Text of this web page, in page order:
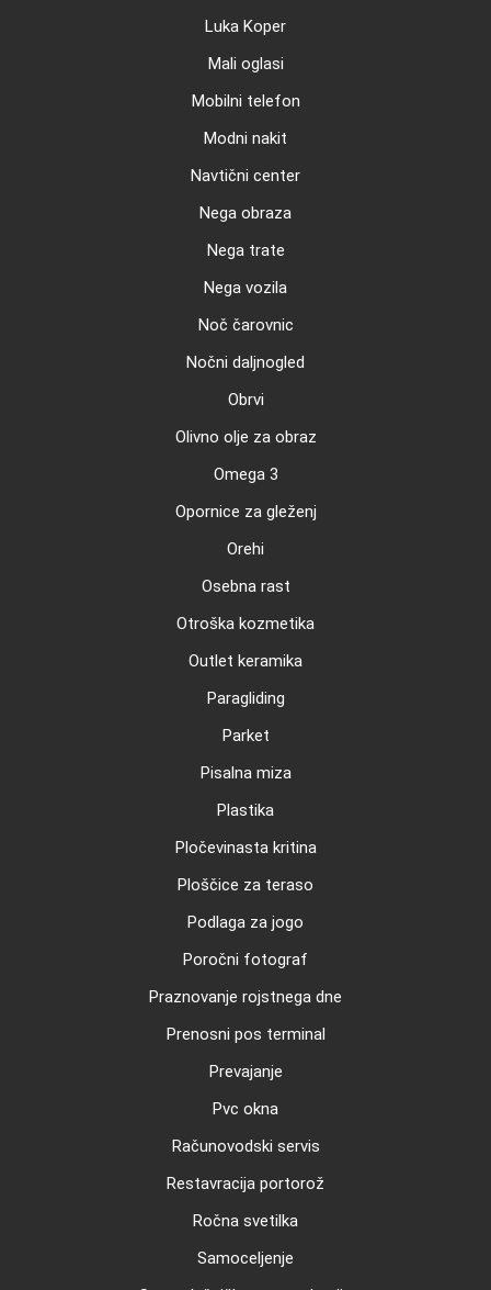
Luka Koper
Mali oglasi
Mobilni telefon
Modni nakit
Navtični center
Nega obraza
Nega trate
Nega vozila
Noč čarovnic
Nočni daljnogled
Obrvi
Olivno olje za obraz
Omega 3
Opornice za gleženj
Orehi
Osebna rast
Otroška kozmetika
Outlet keramika
Paragliding
Parket
Pisalna miza
Plastika
Pločevinasta kritina
Ploščice za teraso
Podlaga za jogo
Poročni fotograf
Praznovanje rojstnega dne
Prenosni pos terminal
Prevajanje
Pvc okna
Računovodski servis
Restavracija portorož
Ročna svetilka
Samoceljenje